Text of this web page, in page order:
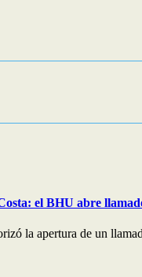
el BHU abre
la apertura de un